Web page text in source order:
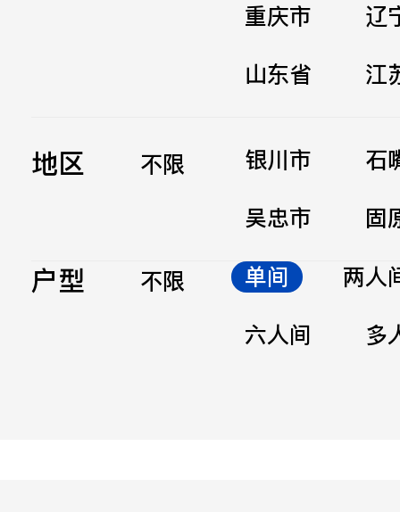
重庆市
辽
山东省
江
地区 不限 银川市
石
吴忠市
固
户型 不限 单间
两人
六人间
多